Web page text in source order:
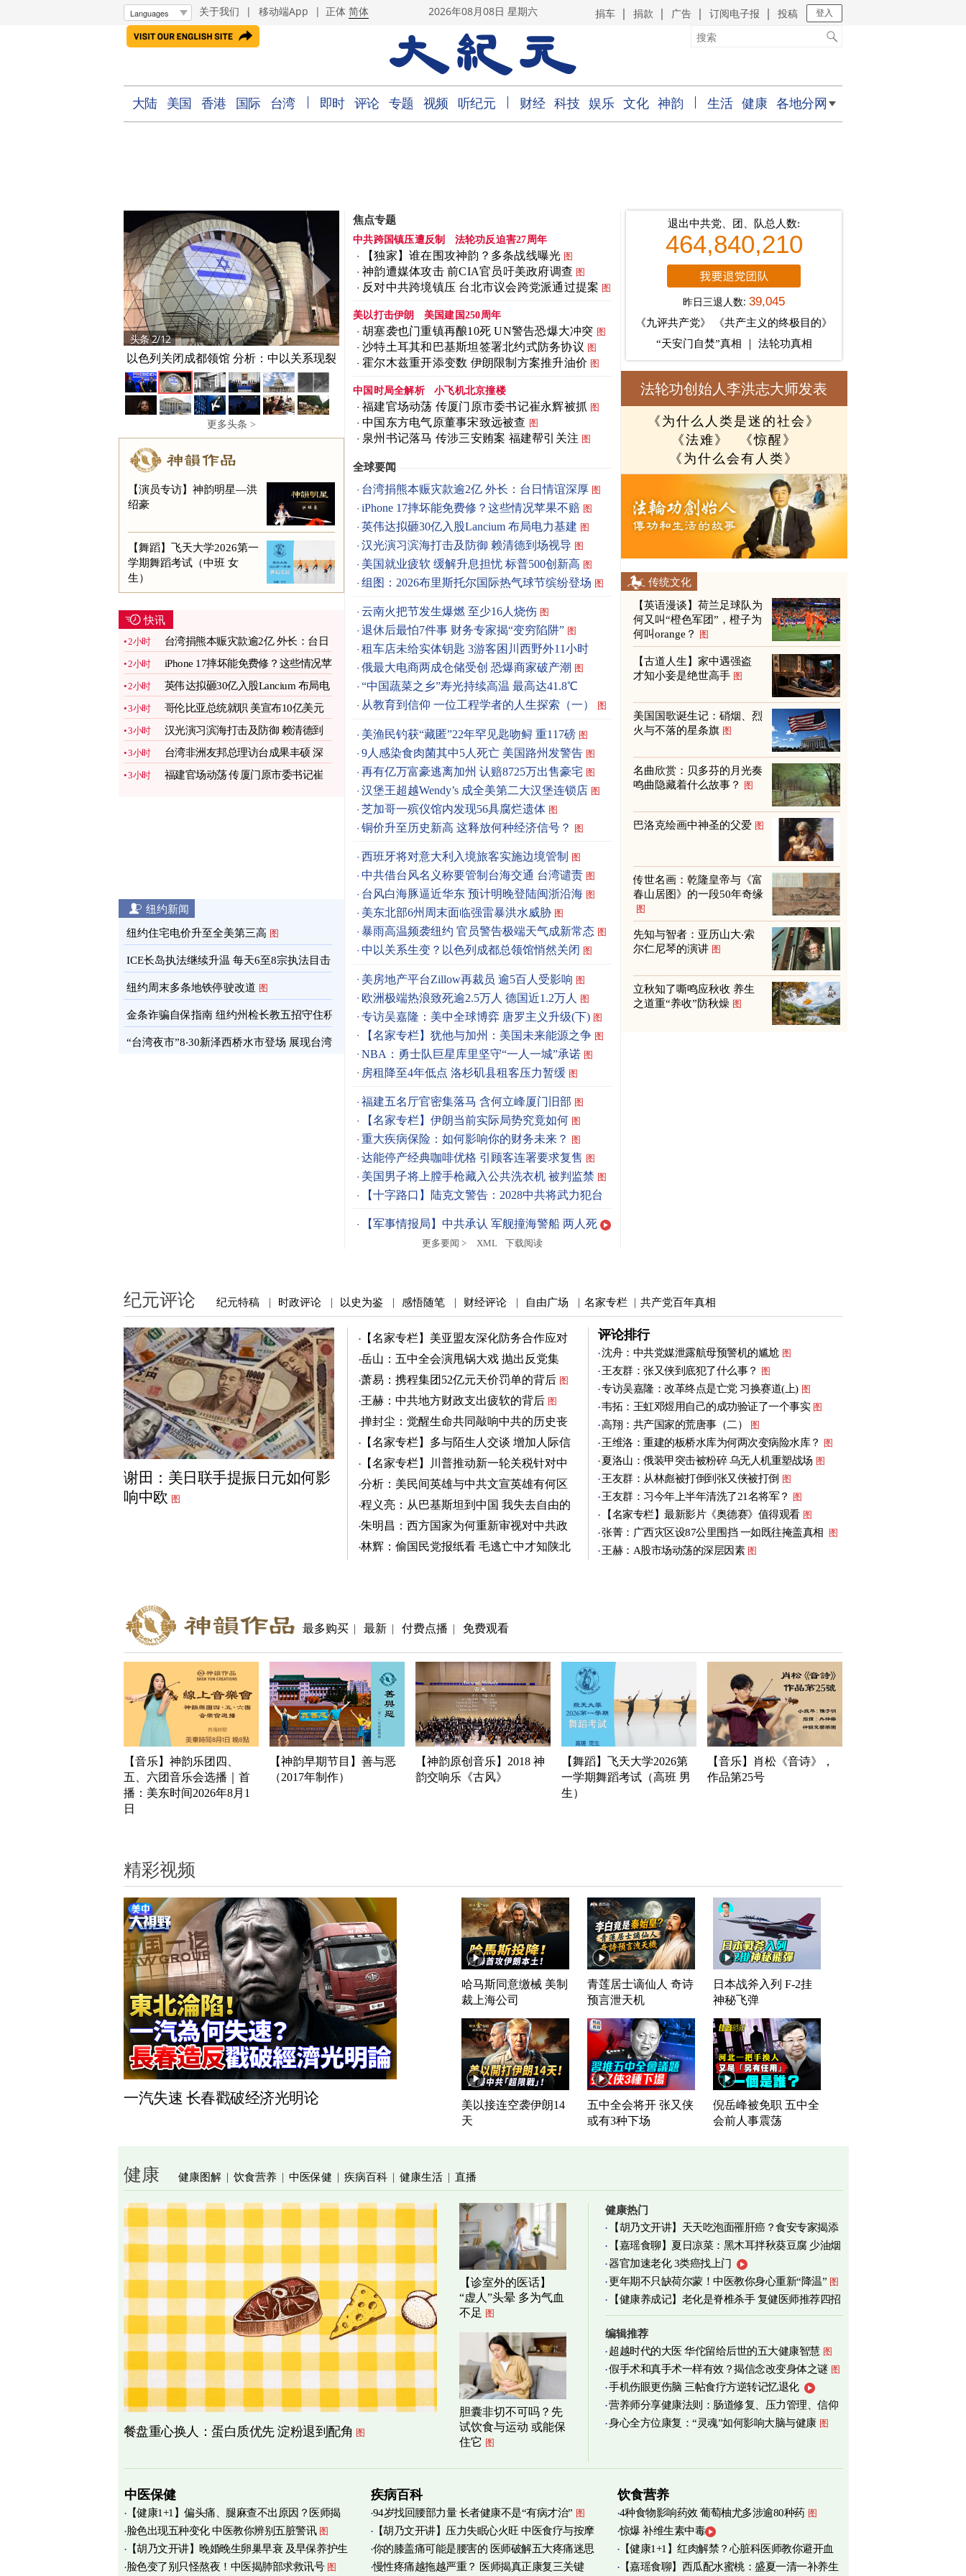
关于我们 | 移动端App | 正体 简体 2026年08月08日 星期六 捐车 捐款 广告 订阅电子报 投稿 登入
大陆 美国 香港 国际 台湾 即时 评论 专题 视频 听纪元 财经 科技 娱乐 文化 神韵 生活 健康 各地分网
头条 2/12
以色列关闭成都领馆 分析：中以关系现裂
痕
更多头条 >
【演员专访】神韵明星—洪
绍豪
【舞蹈】飞天大学2026第一
学期舞蹈考试（中班 女
生）
快讯
2小时
台湾捐熊本赈灾款逾2亿 外长：台日
情谊深厚 图
2小时
iPhone 17摔坏能免费修？这些情况苹
果不赔 图
2小时
英伟达拟砸30亿入股Lancium 布局电
力基建 图
3小时
哥伦比亚总统就职 美宣布10亿美元
援助 图
3小时
汉光演习滨海打击及防御 赖清德到
场视导 图
3小时
台湾非洲友邦总理访台成果丰硕 深
化双边邦谊 图
3小时
福建官场动荡 传厦门原市委书记崔
纽约新闻
纽约住宅电价升至全美第三高 图
ICE长岛执法继续升温 每天6至8宗执法目击
通报 图
纽约周末多条地铁停驶改道 图
金条诈骗自保指南 纽约州检长教五招守住积
蓄 图
“台湾夜市”8‧30新泽西桥水市登场 展现台湾
焦点专题
中共跨国镇压遭反制 法轮功反迫害27周年
【独家】谁在围攻神韵？多条战线曝光 图
神韵遭媒体攻击 前CIA官员吁美政府调查 图
反对中共跨境镇压 台北市议会跨党派通过提案 图
美以打击伊朗 美国建国250周年
胡塞袭也门重镇再酿10死 UN警告恐爆大冲突 图
沙特土耳其和巴基斯坦签署北约式防务协议 图
霍尔木兹重开添变数 伊朗限制方案推升油价 图
中国时局全解析 小飞机北京撞楼
福建官场动荡 传厦门原市委书记崔永辉被抓 图
中国东方电气原董事宋致远被查 图
泉州书记落马 传涉三安贿案 福建帮引关注 图
全球要闻
台湾捐熊本赈灾款逾2亿 外长：台日情谊深厚 图
iPhone 17摔坏能免费修？这些情况苹果不赔 图
英伟达拟砸30亿入股Lancium 布局电力基建 图
汉光演习滨海打击及防御 赖清德到场视导 图
美国就业疲软 缓解升息担忧 标普500创新高 图
组图：2026布里斯托尔国际热气球节缤纷登场 图
云南火把节发生爆燃 至少16人烧伤 图
退休后最怕7件事 财务专家揭“变穷陷阱” 图
租车店未给实体钥匙 3游客困川西野外11小时
俄最大电商两成仓储受创 恐爆商家破产潮 图
“中国蔬菜之乡”寿光持续高温 最高达41.8℃
从教育到信仰 一位工程学者的人生探索（一）
图
美渔民钓获“藏匿”22年罕见匙吻鲟 重117磅 图
9人感染食肉菌其中5人死亡 美国路州发警告 图
再有亿万富豪逃离加州 认赔8725万出售豪宅 图
汉堡王超越Wendy’s 成全美第二大汉堡连锁店 图
芝加哥一殡仪馆内发现56具腐烂遗体 图
铜价升至历史新高 这释放何种经济信号？ 图
西班牙将对意大利入境旅客实施边境管制 图
中共借台风名义称要管制台海交通 台湾谴责 图
台风白海豚逼近华东 预计明晚登陆闽浙沿海 图
美东北部6州周末面临强雷暴洪水威胁 图
暴雨高温频袭纽约 官员警告极端天气成新常态 图
中以关系生变？以色列成都总领馆悄然关闭 图
美房地产平台Zillow再裁员 逾5百人受影响 图
欧洲极端热浪致死逾2.5万人 德国近1.2万人 图
专访吴嘉隆：美中全球博弈 唐罗主义升级(下) 图
【名家专栏】犹他与加州：美国未来能源之争 图
NBA：勇士队巨星库里坚守“一人一城”承诺 图
房租降至4年低点 洛杉矶县租客压力暂缓 图
福建五名厅官密集落马 含何立峰厦门旧部 图
【名家专栏】伊朗当前实际局势究竟如何 图
重大疾病保险：如何影响你的财务未来？ 图
达能停产经典咖啡优格 引顾客连署要求复售 图
美国男子将上膛手枪藏入公共洗衣机 被判监禁 图
【十字路口】陆克文警告：2028中共将武力犯台
【军事情报局】中共承认 军舰撞海警船 两人死
更多要闻 > XML 下载阅读
退出中共党、团、队总人数:
464,840,210
昨日三退人数:39,045
《九评共产党》
《共产主义的终极目的》
“天安门自焚”真相
法轮功真相
法轮功创始人李洪志大师发表
《为什么人类是迷的社会》
《法难》
《惊醒》
《为什么会有人类》
传统文化
【英语漫谈】荷兰足球队为
何又叫“橙色军团”，橙子为
何叫orange？
图
【古道人生】家中遇强盗
才知小妾是绝世高手 图
美国国歌诞生记：硝烟、烈
火与不落的星条旗 图
名曲欣赏：贝多芬的月光奏
鸣曲隐藏着什么故事？
图
巴洛克绘画中神圣的父爱 图
传世名画：乾隆皇帝与《富
春山居图》的一段50年奇缘
图
先知与智者：亚历山大‧索
尔仁尼琴的演讲 图
立秋知了嘶鸣应秋收 养生
之道重“养收”防秋燥 图
纪元评论 纪元特稿 | 时政评论 | 以史为鉴 | 感悟随笔 | 财经评论 | 自由广场 | 名家专栏 | 共产党百年真相
谢田：美日联手提振日元如何影
响中欧 图
【名家专栏】美亚盟友深化防务合作应对
中共
图
岳山：五中全会演甩锅大戏 抛出反党集
团？
图
萧易：携程集团52亿元天价罚单的背后 图
王赫：中共地方财政支出疲软的背后 图
掸封尘：觉醒生命共同敲响中共的历史丧
钟 图
【名家专栏】多与陌生人交谈 增加人际信
任 图
【名家专栏】川普推动新一轮关税针对中
共 图
分析：美民间英雄与中共文宣英雄有何区
别 图
程义亮：从巴基斯坦到中国 我失去自由的
两年
朱明昌：西方国家为何重新审视对中共政
策？
图
林辉：偷国民党报纸看 毛逃亡中才知陕北
评论排行
沈舟：中共党媒泄露航母预警机的尴尬 图
王友群：张又侠到底犯了什么事？ 图
专访吴嘉隆：改革终点是亡党 习换赛道(上) 图
韦拓：王虹邓煜用自己的成功验证了一个事实 图
高翔：共产国家的荒唐事（二） 图
王维洛：重建的板桥水库为何两次变病险水库？ 图
夏洛山：俄装甲突击被粉碎 乌无人机重塑战场 图
王友群：从林彪被打倒到张又侠被打倒 图
王友群：习今年上半年清洗了21名将军？ 图
【名家专栏】最新影片《奥德赛》值得观看 图
张菁：广西灾区设87公里围挡 一如既往掩盖真相 图
王赫：A股市场动荡的深层因素 图
最多购买 | 最新 | 付费点播 | 免费观看
【音乐】神韵乐团四、
五、六团音乐会选播｜首
播：美东时间2026年8月1
日
【神韵早期节目】善与恶
（2017年制作）
【神韵原创音乐】2018 神
韵交响乐《古风》
【舞蹈】飞天大学2026第
一学期舞蹈考试（高班 男
生）
【音乐】肖松《音诗》，
作品第25号
精彩视频
一汽失速 长春戳破经济光明论
哈马斯同意缴械 美制
裁上海公司
青莲居士谪仙人 奇诗
预言泄天机
日本战斧入列 F-2挂
神秘飞弹
美以接连空袭伊朗14
天
五中全会将开 张又侠
或有3种下场
倪岳峰被免职 五中全
会前人事震荡
健康 健康图解 | 饮食营养 | 中医保健 | 疾病百科 | 健康生活 | 直播
餐盘重心换人：蛋白质优先 淀粉退到配角 图
【诊室外的医话】
“虚人”头晕 多为气血
不足 图
胆囊非切不可吗？先
试饮食与运动 或能保
住它 图
健康热门
【胡乃文开讲】天天吃泡面罹肝癌？食安专家揭添
加物真相
【嘉瑶食聊】夏日凉菜：黑木耳拌秋葵豆腐 少油烟
清爽养心 图
器官加速老化 3类癌找上门
更年期不只缺荷尔蒙！中医教你身心重新“降温” 图
【健康养成记】老化是脊椎杀手 复健医师推荐四招
减缓
编辑推荐
超越时代的大医 华佗留给后世的五大健康智慧 图
假手术和真手术一样有效？揭信念改变身体之谜 图
手机伤眼更伤脑 三帖食疗方逆转记忆退化
营养师分享健康法则：肠道修复、压力管理、信仰
实践 图
身心全方位康复：“灵魂”如何影响大脑与健康 图
中医保健
【健康1+1】偏头痛、腿麻查不出原因？医师揭
痛源竟在肌筋膜 图
脸色出现五种变化 中医教你辨别五脏警讯 图
【胡乃文开讲】晚婚晚生卵巢早衰 及早保养护生
育
脸色变了别只怪熬夜！中医揭肺部求救讯号 图
疾病百科
94岁找回腰部力量 长者健康不是“有病才治” 图
【胡乃文开讲】压力失眠心火旺 中医食疗与按摩
自救
你的膝盖痛可能是腰害的 医师破解五大疼痛迷思
图
慢性疼痛越拖越严重？ 医师揭真正康复三关键
饮食营养
4种食物影响药效 葡萄柚尤多涉逾80种药 图
惊爆 补维生素中毒
【健康1+1】红肉解禁？心脏科医师教你避开血
管伤害
【嘉瑶食聊】西瓜配水蜜桃：盛夏一清一补养生